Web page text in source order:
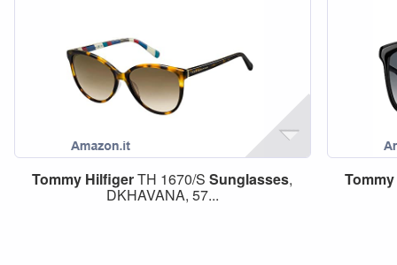
Tommy HilfigerTH 1670/SSunglasses,
DKHAVANA, 57...
Tommy